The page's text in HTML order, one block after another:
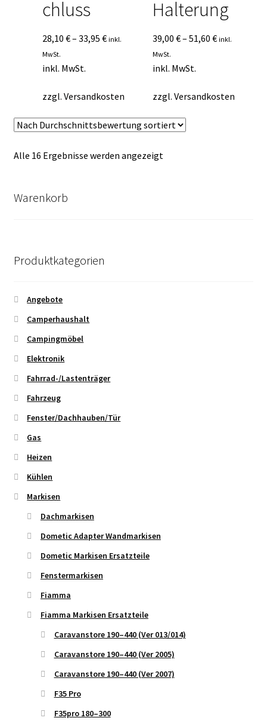
chluss
28,10 €– 33,95 € inkl.
MwSt.
inkl. MwSt.
zzgl. Versandkosten
Halterung
39,00€–51,60€ inkl.
MwSt.
inkl. MwSt.
zzgl.Versandkosten
Alle 16 Ergebnisse werden angezeigtNach
Warenkorb
Produktkategorien
Angebote
Camperhaushalt
Campingmöbel
Elektronik
Fahrrad-/Lastenträger
Fahrzeug
Fenster/Dachhauben/Tür
Gas
Heizen
Kühlen
Markisen
Dachmarkisen
Dometic Adapter Wandmarkisen
Dometic Markisen Ersatzteile
Fenstermarkisen
Fiamma
Fiamma Markisen Ersatzteile
Caravanstore 190–440 (Ver 013/014)
Caravanstore 190–440 (Ver 2005)
Caravanstore 190–440 (Ver 2007)
F35 Pro
F35pro 180–300